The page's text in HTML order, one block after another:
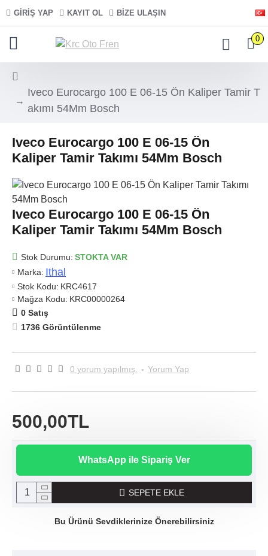
GIRIŞ YAP KAYIT OL BIZE ULAŞIN
0
Iveco Eurocargo 100 E 06-15 Ön Kaliper Tamir T
akımı 54Mm Bosch
Iveco Eurocargo 100 E 06-15 Ön
Kaliper Tamir Takımı 54Mm Bosch
Iveco Eurocargo 100 E 06-15 Ön
Kaliper Tamir Takımı 54Mm Bosch
Stok Durumu: STOKTA VAR
Marka: Ithal
Stok Kodu: KRC4617
Mağza Kodu: KRC00000264
0 Satış
1736 Görüntülenme
0 yorum yapılmış. - Yorum Yap
500,00TL
WhatsApp ile Sipariş Ver
SEPETE EKLE
Bu Ürünü Sevdiklerinize Önerebilirsiniz